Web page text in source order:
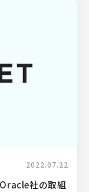
2022.07.22
社の取組